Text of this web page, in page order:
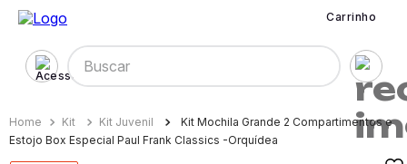
Carrinho
Buscar
Kit Kit Juvenil
Kit Mochila Grande 2 Compartimentos e
Estojo Box Especial Paul Frank Classics -Orquídea